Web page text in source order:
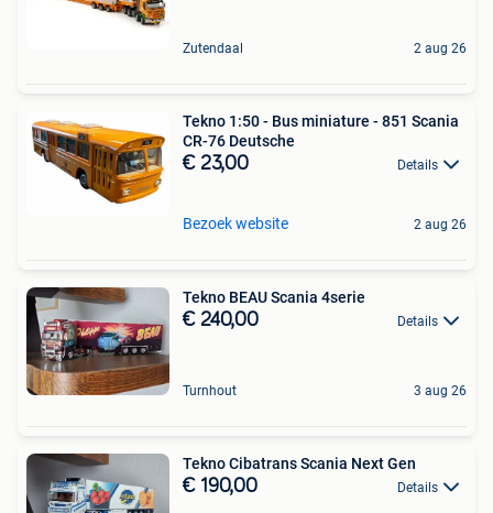
Zutendaal 2 aug 26
Tekno 1:50 - Bus miniature - 851 Scania
CR-76 Deutsche
€ 23,00 Details
Bezoek website 2 aug 26
Tekno BEAU Scania 4serie
€ 240,00 Details
Turnhout 3 aug 26
Tekno Cibatrans Scania Next Gen
€ 190,00 Details